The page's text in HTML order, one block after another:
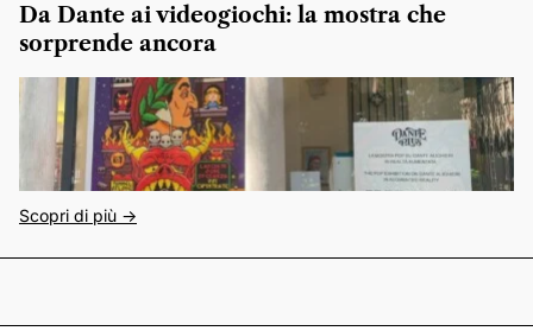
Da Dante ai videogiochi: la mostra che
sorprende ancora
Scopri di più ->